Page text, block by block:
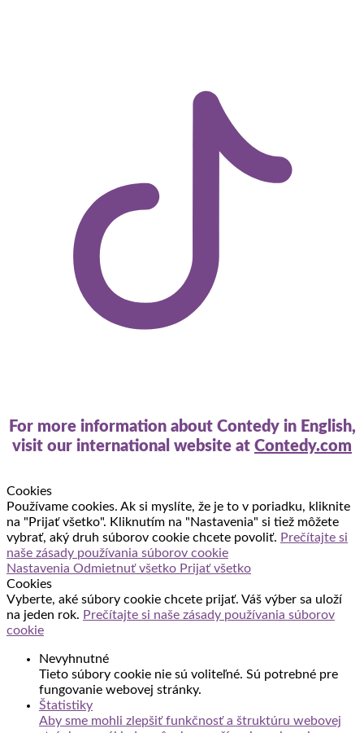
For more information about Contedy in English,
visit our international website at Contedy.com
Cookies
Používame cookies. Ak si myslíte, že je to v poriadku, kliknite
na "Prijať všetko". Kliknutím na "Nastavenia" si tiež môžete
vybrať, aký druh súborov cookie chcete povoliť. Prečítajte si
naše zásady používania súborov cookie
Nastavenia Odmietnuť všetko Prijať všetko
Cookies
Vyberte, aké súbory cookie chcete prijať. Váš výber sa uloží
na jeden rok. Prečítajte si naše zásady používania súborov
cookie
Nevyhnutné
Tieto súbory cookie nie sú voliteľné. Sú potrebné pre
fungovanie webovej stránky.
Štatistiky
Aby sme mohli zlepšiť funkčnosť a štruktúru webovej